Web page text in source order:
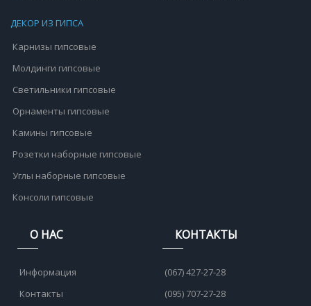
ДЕКОР ИЗ ГИПСА
Карнизы гипсовые
Молдинги гипсовые
Светильники гипсовые
Орнаменты гипсовые
Камины гипсовые
Розетки наборные гипсовые
Углы наборные гипсовые
Консоли гипсовые
О НАС
Информация
Контакты
КОНТАКТЫ
(067) 427-27-28
(095) 707-27-28